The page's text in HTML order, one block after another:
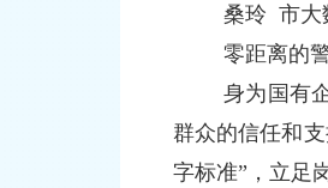
桑玲 市大
零距离的
身为国有
群众的信任和
字标准”，立足